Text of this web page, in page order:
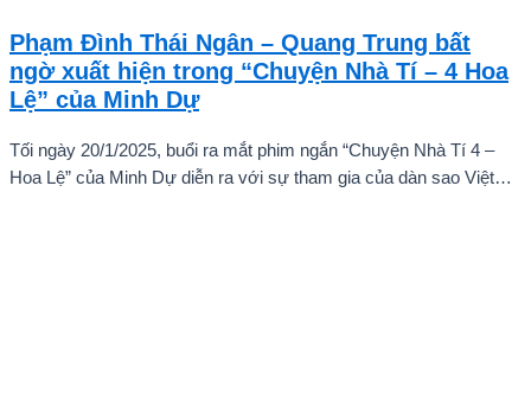
Phạm Đình Thái Ngân – Quang Trung bất
ngờ xuất hiện trong “Chuyện Nhà Tí – 4 Hoa
Lệ” của Minh Dự
Tối ngày 20/1/2025, buổi ra mắt phim ngắn “Chuyện Nhà Tí 4 –
Hoa Lệ” của Minh Dự diễn ra với sự tham gia của dàn sao Việt